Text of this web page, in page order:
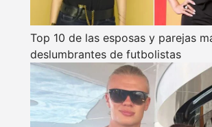
Top 10 de las esposas y parejas
deslumbrantes de futbolistas